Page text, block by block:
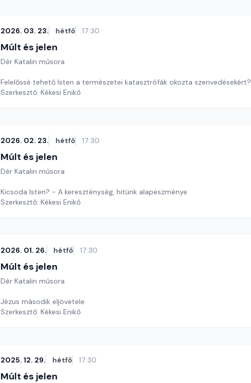
2026. 03. 23. hétfő 17:30
Múlt és jelen
Dér Katalin műsora
Felelőssé tehető Isten a természetei katasztrófák okozta szenvedésekért?
Szerkesztő: Kékesi Enikő
2026. 02. 23. hétfő 17:30
Múlt és jelen
Dér Katalin műsora
Kicsoda Isten? - A kereszténység, hitünk alapeszménye
Szerkesztő: Kékesi Enikő
2026. 01. 26. hétfő 17:30
Múlt és jelen
Dér Katalin műsora
Jézus második eljövetele
Szerkesztő: Kékesi Enikő
2025. 12. 29. hétfő 17:30
Múlt és jelen